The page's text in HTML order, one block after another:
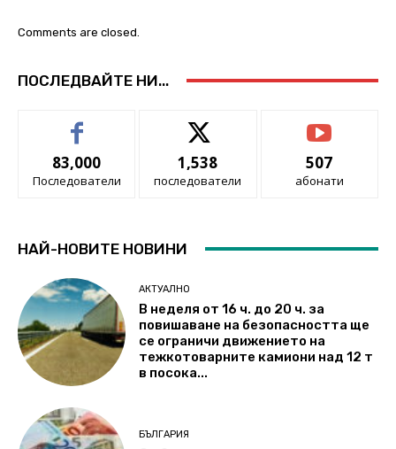
Comments are closed.
ПОСЛЕДВАЙТЕ НИ...
83,000
Последователи
1,538
последователи
507
абонати
НАЙ-НОВИТЕ НОВИНИ
АКТУАЛНО
В неделя от 16 ч. до 20 ч. за
повишаване на безопасността ще
се ограничи движението на
тежкотоварните камиони над 12 т
в посока...
БЪЛГАРИЯ